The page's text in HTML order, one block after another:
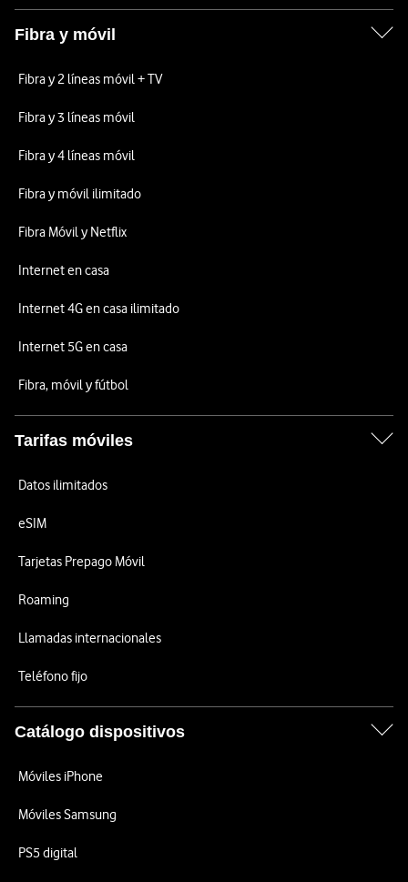
Fibra y móvil
Fibra y 2 líneas móvil + TV
Fibra y 3 líneas móvil
Fibra y 4 líneas móvil
Fibra y móvil ilimitado
Fibra Móvil y Netflix
Internet en casa
Internet 4G en casa ilimitado
Internet 5G en casa
Fibra, móvil y fútbol
Tarifas móviles
Datos ilimitados
eSIM
Tarjetas Prepago Móvil
Roaming
Llamadas internacionales
Teléfono fijo
Catálogo dispositivos
Móviles iPhone
Móviles Samsung
PS5 digital